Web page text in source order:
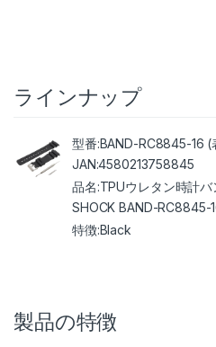
ラインナップ
BAND-RC8845-16 (
4580213758845
TPUウレタン時計バ
SHOCK BAND-RC8845-
Black
製品の特徴